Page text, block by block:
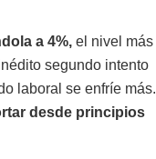
a 4%, el nivel más
segundo intento
laboral se enfríe más.
desde principios